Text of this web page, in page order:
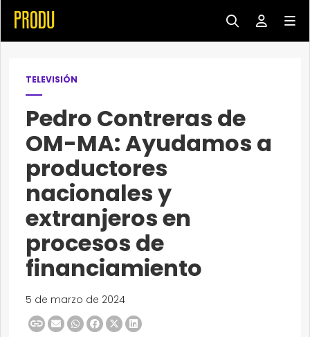
TELEVISIÓN
Pedro Contreras de
OM-MA: Ayudamos a
productores
nacionales y
extranjeros en
procesos de
financiamiento
5 de marzo de 2024